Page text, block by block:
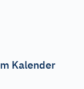
Kalender